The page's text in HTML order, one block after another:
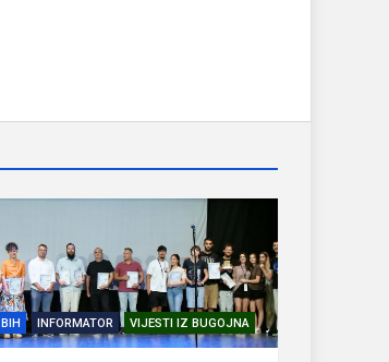
BIH INFORMATOR VIJESTI IZ BUGOJNA